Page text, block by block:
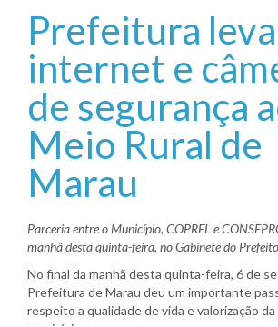
Prefeitura
internet e
de segurança
Meio Rural de
Marau
Parceria entre o Município, COPREL e
manhã desta quinta-feira, no Gabinete do
No final da manhã desta quinta-feira, 6 de
Prefeitura de Marau deu um importante
respeito a qualidade de vida e valorização da